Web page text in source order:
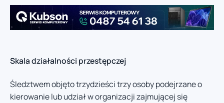
Skala działalności przestępczej
Śledztwem objęto trzydzieści trzy osoby podejrzane o
kierowanie lub udział w organizacji zajmującej się